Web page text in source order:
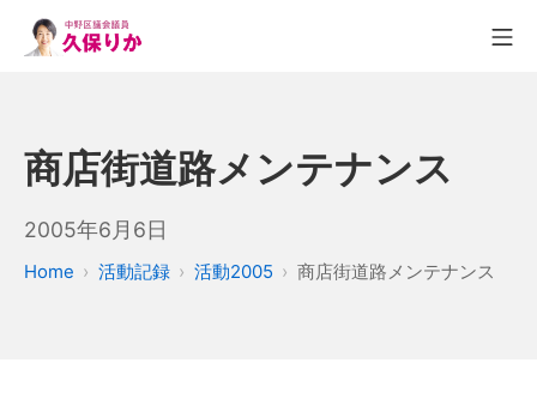
商店街道路メンテナンス
2005年6月6日
Home 活動記録 活動2005 商店街道路メンテナンス